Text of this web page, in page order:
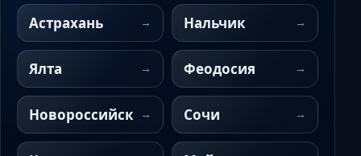
Астрахань Нальчик
Ялта Феодосия
Новороссийск Сочи